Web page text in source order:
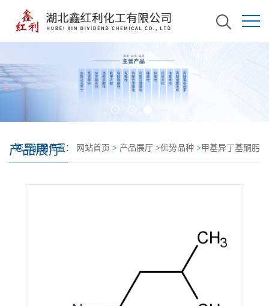
产品展厅
您当前的位置： 网站首页 > 产品展厅 >优势品种 >甲基异丁基酮肟